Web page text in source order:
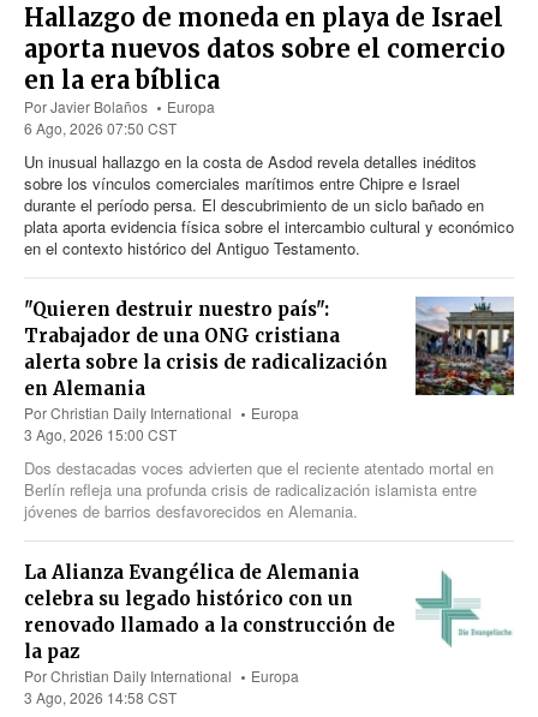
Hallazgo de moneda en playa de Israel
aporta nuevos datos sobre el comercio
en la era bíblica
PorJavier Bolaños
Europa
6 Ago, 2026 07:50 CST
Un inusual hallazgo en la costa de Asdod revela detalles inéditos
sobre los vínculos comerciales marítimos entre Chipre e Israel
durante el período persa. El descubrimiento de un siclo bañado en
plata aporta evidencia física sobre el intercambio cultural y económico
en el contexto histórico del Antiguo Testamento.
"Quieren destruir nuestro país":
Trabajador de una ONG cristiana
alerta sobre la crisis de radicalización
en Alemania
PorChristian Daily International
Europa
3 Ago, 2026 15:00 CST
Dos destacadas voces advierten que el reciente atentado mortal en
Berlín refleja una profunda crisis de radicalización islamista entre
jóvenes de barrios desfavorecidos en Alemania.
La Alianza Evangélica de Alemania
celebra su legado histórico con un
renovado llamado a la construcción de
la paz
PorChristian Daily International
Europa
3 Ago, 2026 14:58 CST